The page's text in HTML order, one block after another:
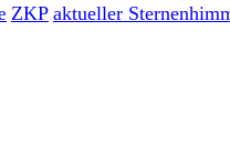
ZKP aktueller